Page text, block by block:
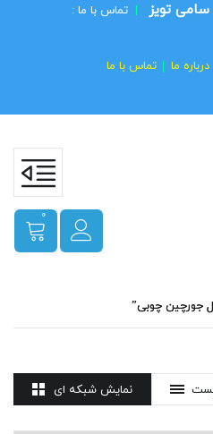
تویز | تماس با ما :
درباره ما تماس با ما
0
جورچین چوبی”
نمایش شبکه ای